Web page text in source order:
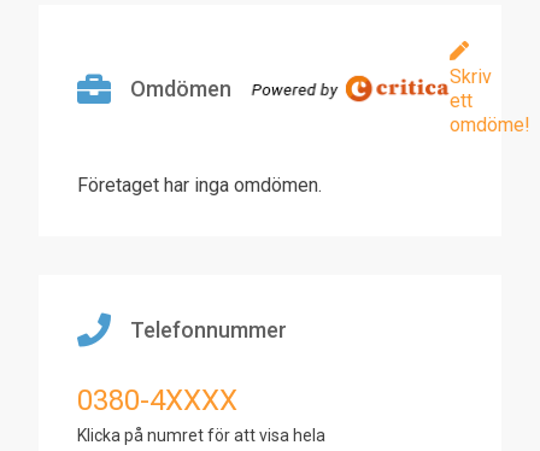
Omdömen
Skriv
ett
omdöme!
Företaget har inga omdömen.
Telefonnummer
0380-4XXXX
Klicka på numret för att visa hela